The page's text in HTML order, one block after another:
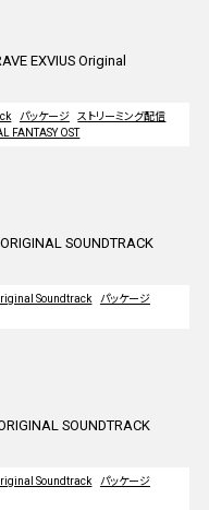
EXVIUS Original
パッケージ
ストリーミング配信
FANTASY OST
SOUNDTRACK
Soundtrack
パッケージ
SOUNDTRACK
Soundtrack
パッケージ